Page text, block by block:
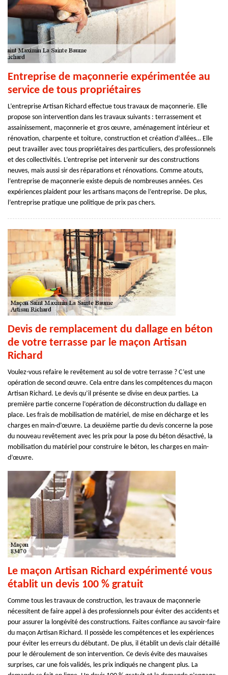
Entreprise de maçonnerie expérimentée au
service de tous propriétaires
L’entreprise Artisan Richard effectue tous travaux de maçonnerie. Elle
propose son intervention dans les travaux suivants : terrassement et
assainissement, maçonnerie et gros œuvre, aménagement intérieur et
rénovation, charpente et toiture, construction et création d’allées… Elle
peut travailler avec tous propriétaires des particuliers, des professionnels
et des collectivités. L’entreprise pet intervenir sur des constructions
neuves, mais aussi sir des réparations et rénovations. Comme atouts,
l’entreprise de maçonnerie existe depuis de nombreuses années. Ces
expériences plaident pour les artisans maçons de l’entreprise. De plus,
l’entreprise pratique une politique de prix pas chers.
Devis de remplacement du dallage en béton
de votre terrasse par le maçon Artisan
Richard
Voulez-vous refaire le revêtement au sol de votre terrasse ? C’est une
opération de second œuvre. Cela entre dans les compétences du maçon
Artisan Richard. Le devis qu’il présente se divise en deux parties. La
première partie concerne l’opération de déconstruction du dallage en
place. Les frais de mobilisation de matériel, de mise en décharge et les
charges en main-d’œuvre. La deuxième partie du devis concerne la pose
du nouveau revêtement avec les prix pour la pose du béton désactivé, la
mobilisation du matériel pour construire le béton, les charges en main-
d’œuvre.
Le maçon Artisan Richard expérimenté vous
établit un devis 100 % gratuit
Comme tous les travaux de construction, les travaux de maçonnerie
nécessitent de faire appel à des professionnels pour éviter des accidents et
pour assurer la longévité des constructions. Faites confiance au savoir-faire
du maçon Artisan Richard. Il possède les compétences et les expériences
pour éviter les erreurs du débutant. De plus, il établit un devis clair détaillé
pour le déroulement de son intervention. Ce devis évite des mauvaises
surprises, car une fois validés, les prix indiqués ne changent plus. La